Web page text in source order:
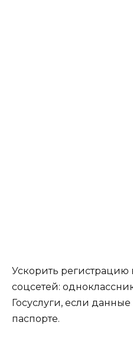
Ускорить
соцсетей:
Госуслуги, если
паспорте.